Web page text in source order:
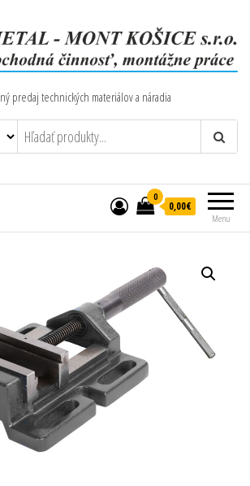
predaj technických materiálov a náradia
Menu
0
0,00€